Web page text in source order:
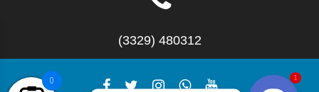
(3329) 480312
0 1